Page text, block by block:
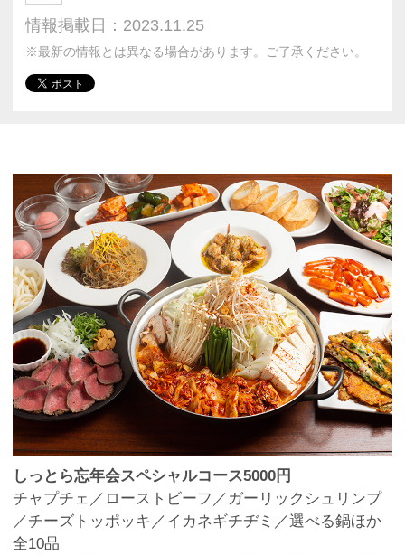
情報掲載日：2023.11.25
※最新の情報とは異なる場合があります。ご了承ください。
しっとら忘年会スペシャルコース5000円
チャプチェ／ローストビーフ／ガーリックシュリンプ
／チーズトッポッキ／イカネギチヂミ／選べる鍋ほか
全10品